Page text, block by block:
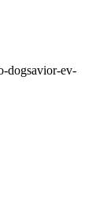
dogsavior-ev-